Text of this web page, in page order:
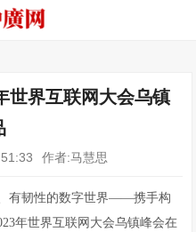
世界互联网大会乌镇
作者:马慧思
有韧性的数字世界——携手构
年世界互联网大会乌镇峰会在